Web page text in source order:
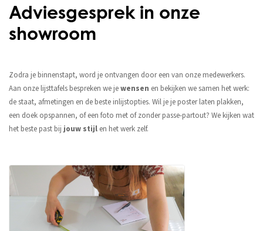
Adviesgesprek in onze
showroom
Zodra je binnenstapt, word je ontvangen door een van onze medewerkers.
Aan onze lijsttafels bespreken we jewensen en bekijken we samen het werk:
de staat, afmetingen en de beste inlijstopties. Wil je je poster laten plakken,
een doek opspannen, of een foto met of zonder passe-partout? We kijken wat
het beste past bijjouw stijl en het werk zelf.